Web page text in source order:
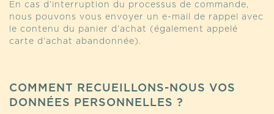
En cas d’interruption du processus de commande,
nous pouvons vous envoyer un e-mail de rappel avec
le contenu du panier d’achat (également appelé
carte d’achat abandonnée).
COMMENT RECUEILLONS-NOUS VOS
DONNÉES PERSONNELLES ?